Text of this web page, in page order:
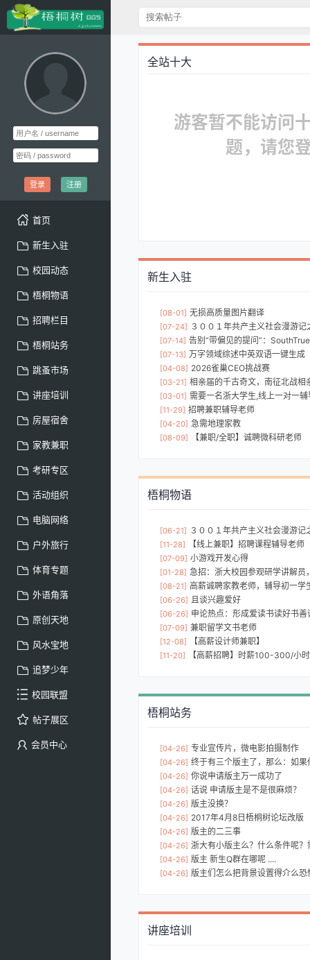
登录 注册
首页
新生入驻
校园动态
梧桐物语
招聘栏目
梧桐站务
跳蚤市场
讲座培训
房屋宿舍
家教兼职
考研专区
活动组织
电脑网络
户外旅行
体育专题
外语角落
原创天地
风水宝地
追梦少年
校园联盟
帖子展区
会员中心
全站十大
游客暂不能访问
题，请您
新生入驻
[08-01] 无损高质量图片翻译
[07-24] ３００１年共产主义社会漫游记之星球大战(人类历
[07-14] 告别“带偏见的提问”：SouthTrue 推出提示词增强功能
[07-13] 万字领域综述中英双语一键生成
[04-08] 2026雀巢CEO挑战赛
[03-21] 相亲届的千古奇文，南征北战相
[03-01] 需要一名浙大学生,线上一对一辅导
[11-29] 招聘兼职辅导老师
[04-20] 急需地理家教
[08-09] 【兼职/全职】诚聘微科研老师
梧桐物语
[06-21] ３００１年共产主义社会漫游记之星球大战(人类历
[11-28] 【线上兼职】招聘课程辅导老师
[07-09] 小游戏开发心得
[01-28] 急招：浙大校园参观研学讲解员
[08-21] 高薪诚聘家教老师，辅导初一学生，全科成绩优秀
[06-26] 且谈兴趣爱好
[06-26] 申论热点：形成爱读书读好书
[07-09] 兼职留学文书老师
[12-08] 【高薪设计师兼职】
[11-20] 【高薪招聘】时薪100-300/小时，
梧桐站务
[04-26] 专业宣传片，微电影拍摄制作
[04-26] 终于有三个版主了，那么：如果他
[04-26] 你说申请版主万一成功了
[04-26] 话说 申请版主是不是很麻烦？
[04-26] 版主没换？
[04-26] 2017年4月8日梧桐树论坛改版
[04-26] 版主的二三事
[04-26] 浙大有小版主么？什么条件呢？需要
[04-26] 版主 新生Q群在哪呢 ....
[04-26] 版主们怎么把背景设置得介么恐
讲座培训